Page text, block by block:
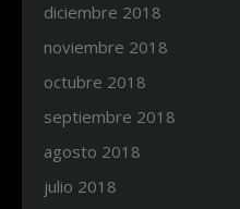
diciembre 2018
noviembre 2018
octubre 2018
septiembre 2018
agosto 2018
julio 2018